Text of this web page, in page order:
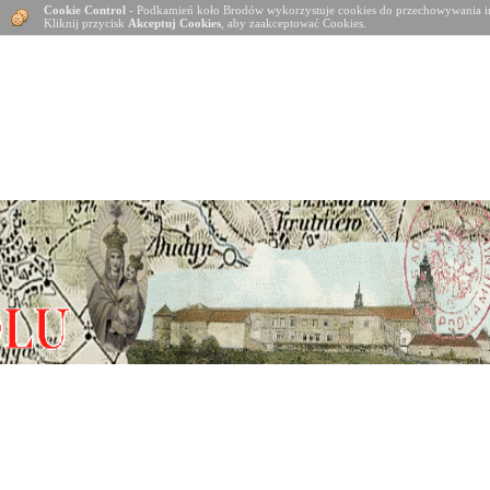
Cookie Control - Podkamień koło Brodów wykorzystuje cookies do
Kliknij przycisk Akceptuj Cookies , aby zaakceptować Cookies.